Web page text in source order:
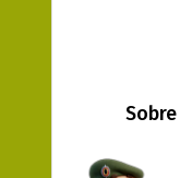
Sobre